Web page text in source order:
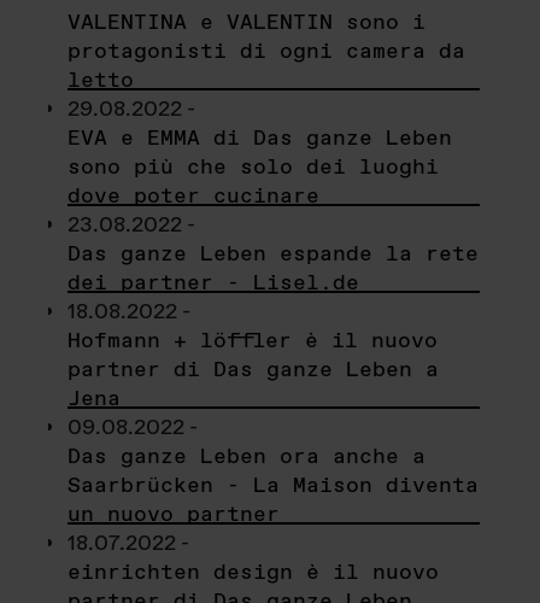
VALENTINA e VALENTIN sono i
protagonisti di ogni camera da
letto
29.08.2022 -
EVA e EMMA di Das ganze Leben
sono più che solo dei luoghi
dove poter cucinare
23.08.2022 -
Das ganze Leben espande la rete
dei partner - Lisel.de
18.08.2022 -
Hofmann + löffler è il nuovo
partner di Das ganze Leben a
Jena
09.08.2022 -
Das ganze Leben ora anche a
Saarbrücken - La Maison diventa
un nuovo partner
18.07.2022 -
einrichten design è il nuovo